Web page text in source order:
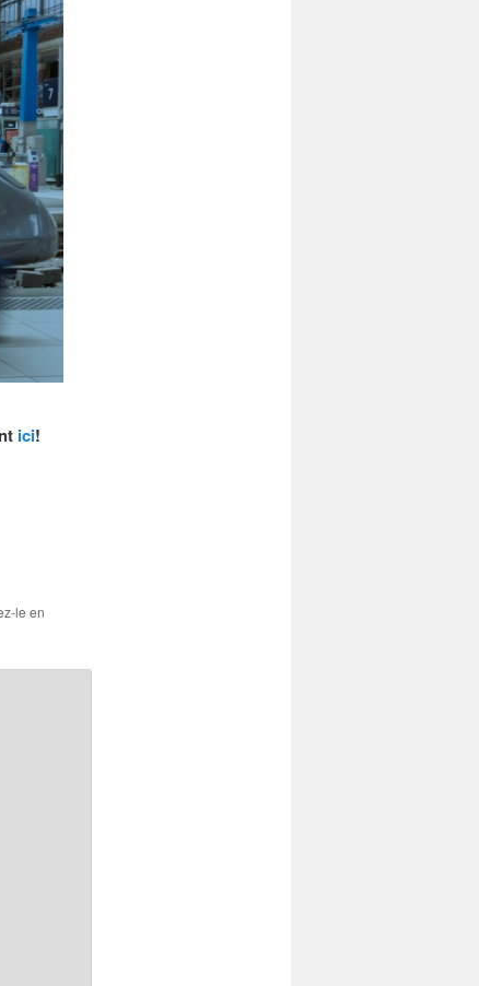
ici!
le en